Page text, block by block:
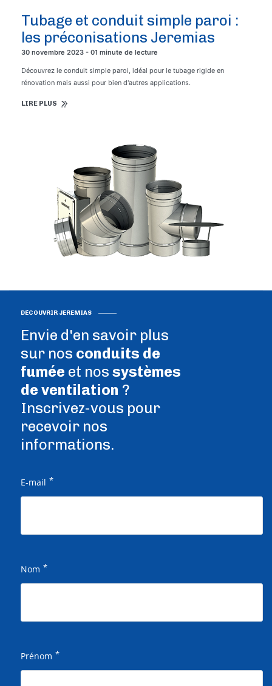
Tubage et conduit simple paroi :
les préconisations Jeremias
30 novembre 2023 - 01 minute de lecture
Découvrez le conduit simple paroi, idéal pour le tubage rigide en
rénovation mais aussi pour bien d'autres applications.
LIRE PLUS
DÉCOUVRIR JEREMIAS
Envie d'en savoir plus
sur nos conduits de
fumée et nos systèmes
de ventilation ?
Inscrivez-vous pour
recevoir nos
informations.
E-mail *
Nom *
Prénom *